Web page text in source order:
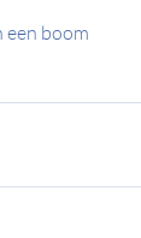
een boom